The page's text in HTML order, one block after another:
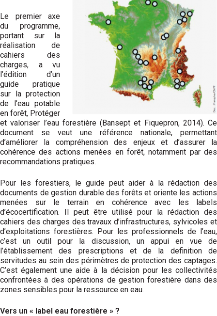
Le premier axe
du programme,
portant sur la
réalisation de
cahiers des
charges, a vu
l’édition d’un
guide pratique
sur la protection
de l’eau potable
en forêt, Protéger
et valoriser l’eau forestière (Bansept et Fiquepron, 2014). Ce
document se veut une référence nationale, permettant
d’améliorer la compréhension des enjeux et d’assurer la
cohérence des actions menées en forêt, notamment par des
recommandations pratiques.
Pour les forestiers, le guide peut aider à la rédaction des
documents de gestion durable des forêts et oriente les actions
menées sur le terrain en cohérence avec les labels
d’écocertification. Il peut être utilisé pour la rédaction des
cahiers des charges des travaux d’infrastructures, sylvicoles et
d’exploitations forestières. Pour les professionnels de l’eau,
c’est un outil pour la discussion, un appui en vue de
l’établissement des prescriptions et de la definition de
servitudes au sein des périmètres de protection des captages.
C’est également une aide à la décision pour les collectivités
confrontées à des opérations de gestion forestière dans des
zones sensibles pour la ressource en eau.
Vers un « label eau forestière » ?